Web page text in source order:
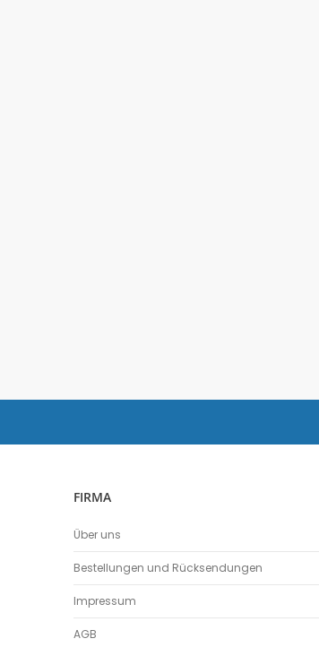
FIRMA
Über uns
Bestellungen und Rücksendungen
Impressum
AGB